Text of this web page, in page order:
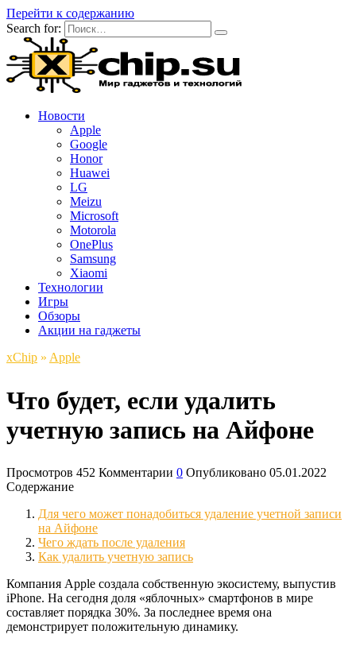
Перейти к содержанию
Search for:
Новости
Apple
Google
Honor
Huawei
LG
Meizu
Microsoft
Motorola
OnePlus
Samsung
Xiaomi
Технологии
Игры
Обзоры
Акции на гаджеты
xСhip » Apple
Что будет, если удалить
учетную запись на Айфоне
Просмотров 452 Комментарии 0 Опубликовано 05.01.2022
Содержание
Для чего может понадобиться удаление учетной записи
на Айфоне
Чего ждать после удаления
Как удалить учетную запись
Компания Apple создала собственную экосистему, выпустив
iPhone. На сегодня доля «яблочных» смартфонов в мире
составляет порядка 30%. За последнее время она
демонстрирует положительную динамику.